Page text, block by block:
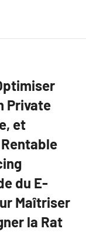
Private
et
du E-
Maîtriser
la Rat